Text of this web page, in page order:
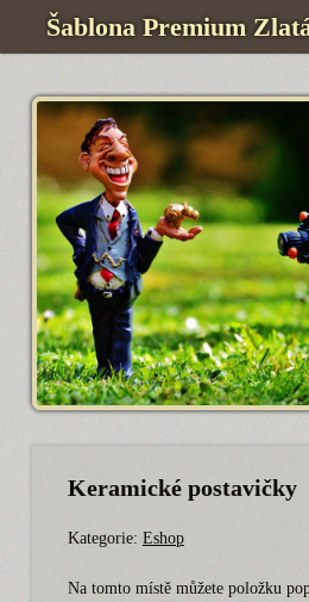
Šablona Premium
Keramické postavičky
Kategorie: Eshop
Na tomto místě můžete položku